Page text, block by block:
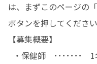
は、まずこのページの
ボタンを押してください
【募集概要】